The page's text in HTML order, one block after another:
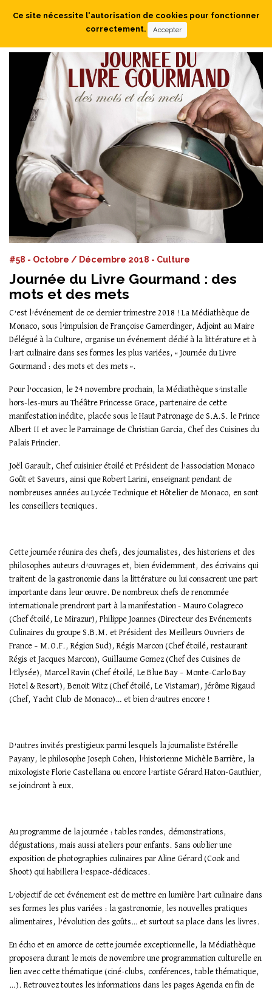
#58 - Octobre / Décembre 2018 - Culture
Journée du Livre Gourmand : des
mots et des mets
C’est l’événement de ce dernier trimestre 2018 ! La Médiathèque de
Monaco, sous l’impulsion de Françoise Gamerdinger, Adjoint au Maire
Délégué à la Culture, organise un événement dédié à la littérature et à
l’art culinaire dans ses formes les plus variées, « Journée du Livre
Gourmand : des mots et des mets ».
Pour l’occasion, le 24 novembre prochain, la Médiathèque s’installe
hors-les-murs au Théâtre Princesse Grace, partenaire de cette
manifestation inédite, placée sous le Haut Patronage de S.A.S. le Prince
Albert II et avec le Parrainage de Christian Garcia, Chef des Cuisines du
Palais Princier.
Joël Garault, Chef cuisinier étoilé et Président de l’association Monaco
Goût et Saveurs, ainsi que Robert Larini, enseignant pendant de
nombreuses années au Lycée Technique et Hôtelier de Monaco, en sont
les conseillers tecniques.
Cette journée réunira des chefs, des journalistes, des historiens et des
philosophes auteurs d’ouvrages et, bien évidemment, des écrivains qui
traitent de la gastronomie dans la littérature ou lui consacrent une part
importante dans leur œuvre. De nombreux chefs de renommée
internationale prendront part à la manifestation - Mauro Colagreco
(Chef étoilé, Le Mirazur), Philippe Joannes (Directeur des Evénements
Culinaires du groupe S.B.M. et Président des Meilleurs Ouvriers de
France – M.O.F., Région Sud), Régis Marcon (Chef étoilé, restaurant
Régis et Jacques Marcon), Guillaume Gomez (Chef des Cuisines de
l’Elysée), Marcel Ravin (Chef étoilé, Le Blue Bay – Monte-Carlo Bay
Hotel & Resort), Benoit Witz (Chef étoilé, Le Vistamar), Jérôme Rigaud
(Chef, Yacht Club de Monaco)… et bien d’autres encore !
D’autres invités prestigieux parmi lesquels la journaliste Estérelle
Payany, le philosophe Joseph Cohen, l’historienne Michèle Barrière, la
mixologiste Florie Castellana ou encore l’artiste Gérard Haton-Gauthier,
se joindront à eux.
Au programme de la journée : tables rondes, démonstrations,
dégustations, mais aussi ateliers pour enfants. Sans oublier une
exposition de photographies culinaires par Aline Gérard (Cook and
Shoot) qui habillera l’espace-dédicaces.
L’objectif de cet événement est de mettre en lumière l’art culinaire dans
ses formes les plus variées : la gastronomie, les nouvelles pratiques
alimentaires, l’évolution des goûts… et surtout sa place dans les livres.
En écho et en amorce de cette journée exceptionnelle, la Médiathèque
proposera durant le mois de novembre une programmation culturelle en
lien avec cette thématique (ciné-clubs, conférences, table thématique,
…). Retrouvez toutes les informations dans les pages Agenda en fin de
Ce site nécessite l'autorisation de cookies pour fonctionner
correctement.
Accepter